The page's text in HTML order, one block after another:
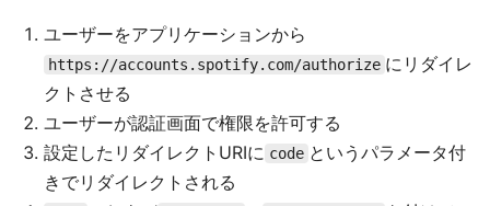
ユーザーをアプリケーションから
https://accounts.spotify.com/authorize にリダイレ
クトさせる
ユーザーが認証画面で権限を許可する
設定したリダイレクトURIに code というパラメータ付
きでリダイレクトされる